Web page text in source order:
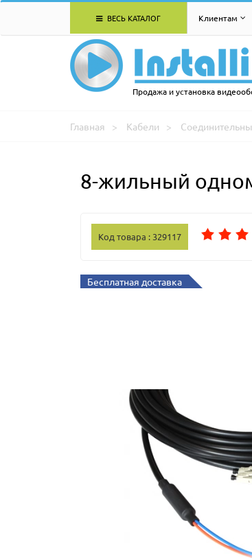
ВЕСЬ КАТАЛОГ Клиентам
Продажа и установка
Главная Кабели
8-жильный
Код товара : 329117
Бесплатная доставка